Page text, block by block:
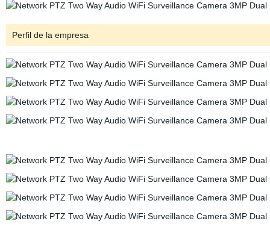
Perfil de la empresa